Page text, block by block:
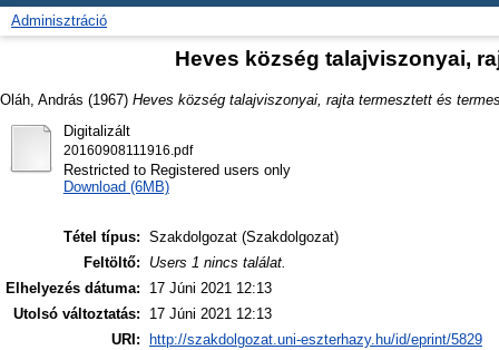
Adminisztráció
Heves község talajviszonyai,
Oláh, András (1967) Heves község talajviszonyai, rajta termesztett és
Digitalizált
20160908111916.pdf
Restricted to Registered users only
Download (6MB)
Tétel típus: Szakdolgozat (Szakdolgozat)
Feltöltő:
Users 1 nincs találat.
Elhelyezés dátuma:
17 Júni 2021 12:13
Utolsó változtatás:
17 Júni 2021 12:13
URI:
http://szakdolgozat.uni-eszterhazy.hu/id/eprint/5829